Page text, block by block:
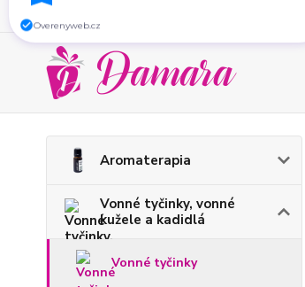
Aromaterapia
Vonné tyčinky, vonné
kužele a kadidlá
Vonné tyčinky
% zľavu
Overenyweb.cz